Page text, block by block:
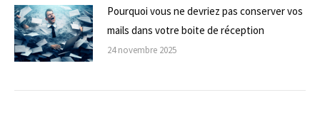
Pourquoi vous ne devriez pas conserver vos
mails dans votre boite de réception
24 novembre 2025